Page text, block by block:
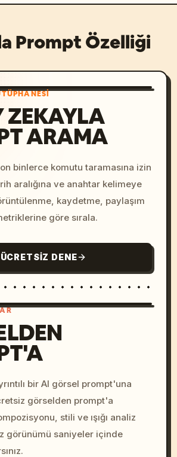
Prompt Özelliği
ZEKAYLA
ARAMA
binlerce komutu taramasına izin
aralığına ve anahtar kelimeye
kaydetme, paylaşım
göre sırala.
ÜCRETSIZ DENE
colors, 8k --v 6.0
bir AI görsel prompt'una
görselden prompt'a
stili ve ışığı analiz
görünümü saniyeler içinde